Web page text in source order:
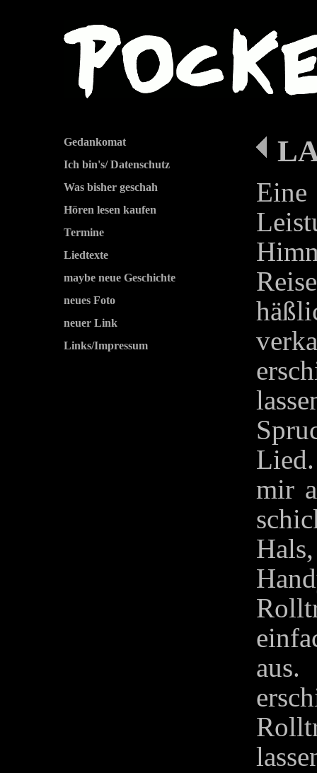
Gedankomat
Ich bin's/ Datenschutz
Was bisher geschah
Hören lesen kaufen
Termine
Liedtexte
maybe neue Geschichte
neues Foto
neuer Link
Links/Impressum
mir